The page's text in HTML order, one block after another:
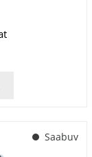
Saabuv